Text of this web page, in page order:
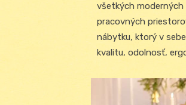
všetkých moderných
pracovných
nábytku, ktorý v
kvalitu, odolnosť,